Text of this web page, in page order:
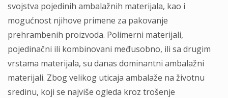
svojstva pojedinih ambalažnih materijala, kao i
mogućnost njihove primene za pakovanje
prehrambenih proizvoda. Polimerni materijali,
pojedinačni ili kombinovani međusobno, ili sa drugim
vrstama materijala, su danas dominantni ambalažni
materijali. Zbog velikog uticaja ambalaže na životnu
sredinu, koji se najviše ogleda kroz trošenje